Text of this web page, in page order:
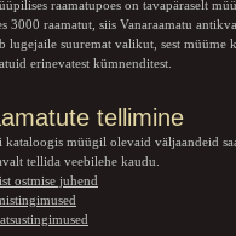
raamatupoes on tavapäraselt
3000 raamatut, siis Vanaraamatu
lugejaile suuremat valikut, sest müüme
erinevatest kümnenditest.
tellimine
müügil olevaid väljaandeid
tellida veebilehe kaudu.
ostmise juhend